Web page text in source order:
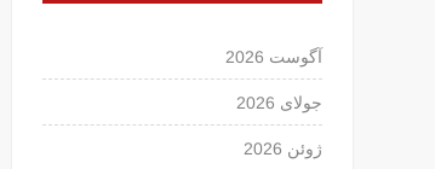
آگوست 2026
جولای 2026
ژوئن 2026